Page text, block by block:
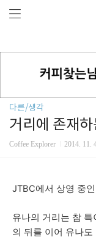
다른/생각
거리에 존재
Coffee Explorer 2014. 11.
JTBC에서 상영 중
유나의 거리는 참
의 뒤를 이어 유나